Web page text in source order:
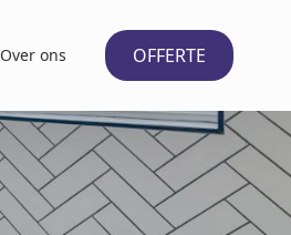
Over ons OFFERTE